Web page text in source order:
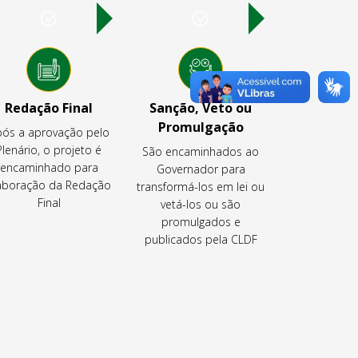
Redação Final
a aprovação pelo
o projeto é
encaminhado para
da Redação
Final
Sanção, Veto ou
Promulgação
São encaminhados ao
Governador para
transformá-los em lei ou
vetá-los ou são
promulgados e
publicados pela CLDF